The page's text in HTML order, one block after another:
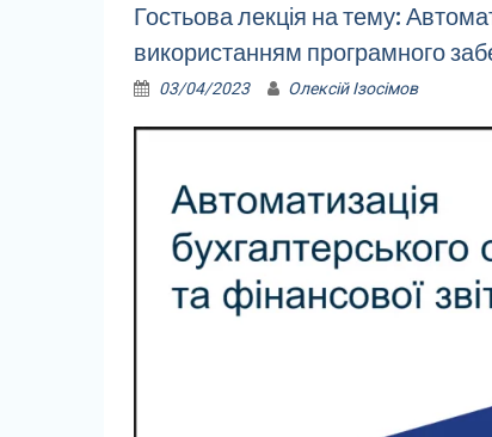
Гостьова лекція на тему:
використанням програмного
03/04/2023 Олексій Ізосімов